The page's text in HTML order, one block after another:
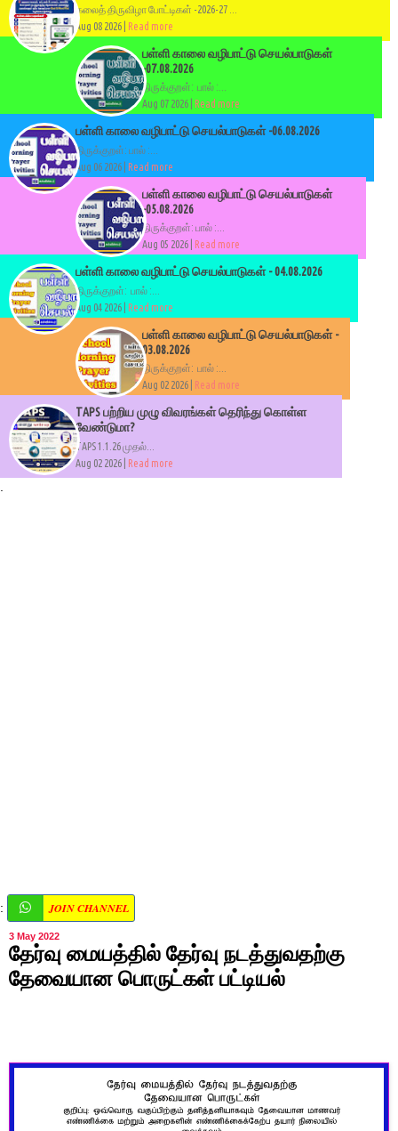
கலைத் திருவிழா போட்டிகள் -2026-27 ...
Aug 08 2026 |
Read more
பள்ளி காலை வழிபாட்டு செயல்பாடுகள்
-07.08.2026
திருக்குறள்: பால் :...
Aug 07 2026 | Read more
பள்ளி காலை வழிபாட்டு செயல்பாடுகள் -06.08.2026
திருக்குறள்: பால் :...
Aug 06 2026 | Read more
பள்ளி காலை வழிபாட்டு செயல்பாடுகள்
-05.08.2026
திருக்குறள்: பால் :...
Aug 05 2026 |
Read more
பள்ளி காலை வழிபாட்டு செயல்பாடுகள் - 04.08.2026
திருக்குறள்: பால் :...
Aug 04 2026 | Read more
பள்ளி காலை வழிபாட்டு செயல்பாடுகள் -
03.08.2026
திருக்குறள்: பால் :...
Aug 02 2026 |
Read more
TAPS பற்றிய முழு விவரங்கள் தெரிந்து கொள்ள
வேண்டுமா?
TAPS 1.1.26 முதல்...
Aug 02 2026 |
Read more
: JOIN CHANNEL
3 May 2022
தேர்வு மையத்தில் தேர்வு நடத்துவதற்கு
தேவையான பொருட்கள் பட்டியல்